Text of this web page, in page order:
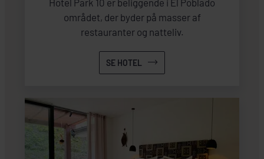
området, der byder på masser af
restauranter og natteliv.
SE HOTEL